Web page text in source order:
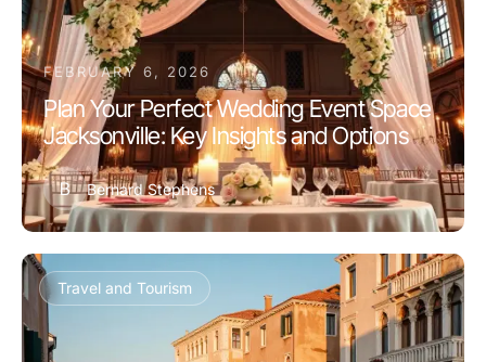
FEBRUARY 6, 2026
Plan Your Perfect Wedding Event Space
Jacksonville: Key Insights and Options
B Bernard Stephens
Travel and Tourism